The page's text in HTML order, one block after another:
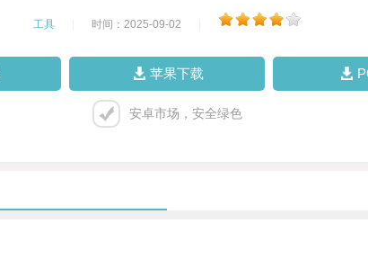
工具 时间：2025-09-02
苹果下载
安卓市场，安全绿色